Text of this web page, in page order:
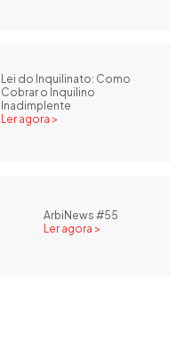
Lei do Inquilinato: Como
Cobrar o Inquilino
Inadimplente
Ler agora >
ArbiNews #55
Ler agora >